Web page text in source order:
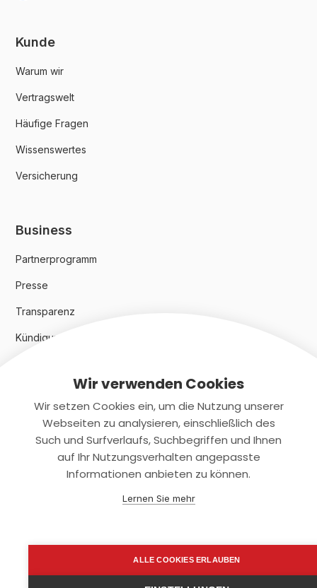
Kunde
Warum wir
Vertragswelt
Häufige Fragen
Wissenswertes
Versicherung
Business
Partnerprogramm
Presse
Transparenz
Kündigungsindex 2024
Rechtliches
Datenschutz
Wir verwenden Cookies
Wir setzen Cookies ein, um die Nutzung unserer
Webseiten zu analysieren, einschließlich des
Such und Surfverlaufs, Suchbegriffen und Ihnen
auf Ihr Nutzungsverhalten angepasste
Informationen anbieten zu können.
Lernen Sie mehr
ALLE COOKIES ERLAUBEN